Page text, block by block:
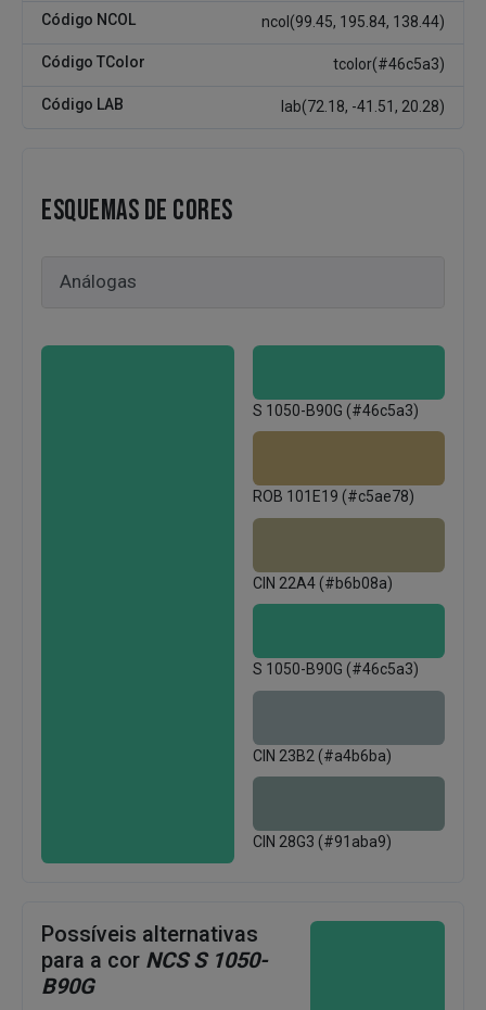
Código NCOL ncol(99.45, 195.84, 138.44)
Código TColor tcolor(#46c5a3)
Código LAB lab(72.18, -41.51, 20.28)
ESQUEMAS DE CORES
S 1050-B90G (#46c5a3)
ROB 101E19 (#c5ae78)
CIN 22A4 (#b6b08a)
S 1050-B90G (#46c5a3)
CIN 23B2 (#a4b6ba)
CIN 28G3 (#91aba9)
Possíveis alternativas
para a cor NCS S 1050-
B90G